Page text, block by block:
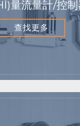
量流量計/控制
查找更多